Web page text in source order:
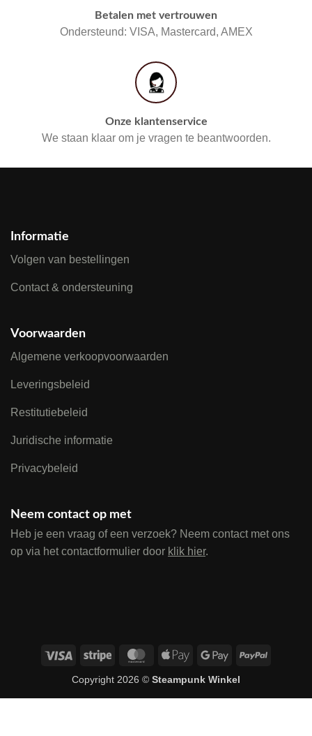
Betalen met vertrouwen
Ondersteund: VISA, Mastercard, AMEX
Onze klantenservice
We staan klaar om je vragen te beantwoorden.
Informatie
Volgen van bestellingen
Contact & ondersteuning
Voorwaarden
Algemene verkoopvoorwaarden
Leveringsbeleid
Restitutiebeleid
Juridische informatie
Privacybeleid
Neem contact op met
Heb je een vraag of een verzoek? Neem contact met ons
op via het contactformulier door klik hier.
Visa Stripe MasterCardApple
Google
PayPal
Copyright 2026 © Steampunk Winkel